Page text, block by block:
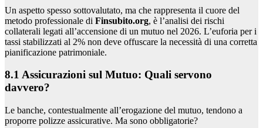
Un aspetto spesso sottovalutato, ma che rappresenta il cuore del
metodo professionale di Finsubito.org, è l’analisi dei rischi
collaterali legati all’accensione di un mutuo nel 2026. L’euforia per i
tassi stabilizzati al 2% non deve offuscare la necessità di una corretta
pianificazione patrimoniale.
8.1 Assicurazioni sul Mutuo: Quali servono
davvero?
Le banche, contestualmente all’erogazione del mutuo, tendono a
proporre polizze assicurative. Ma sono obbligatorie?